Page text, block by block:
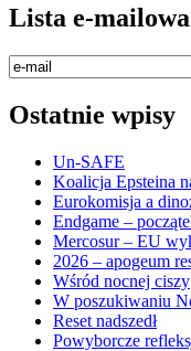
Lista e-
Ostatnie wpisy
Un-SAFE
Koalicja Epsteina
Eurokomisja a
Endgame –
Mercosur – EU
2026 – apogeum
Wśród nocnej ciszy
W poszukiwaniu
Reset nadszedł
Powyborcze